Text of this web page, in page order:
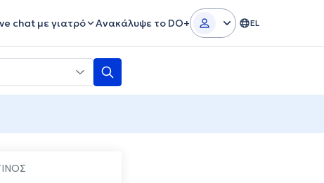
chat με γιατρό Ανακάλυψε το DO+ EL